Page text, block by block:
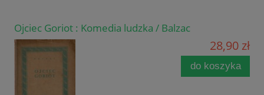
Ojciec Goriot : Komedia ludzka / Balzac
28,90 zł
do koszyka